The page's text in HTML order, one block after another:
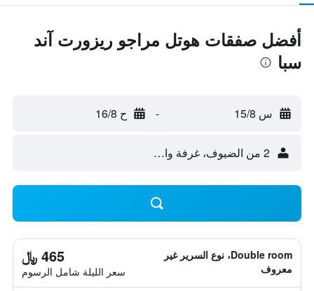
أفضل صفقات هوتل مراجو ريزورت آند
سبا
س 15/8 - ح 16/8
2 من الضيوف، غرفة واحدة
Double room، نوع السرير غير
معروف
465 ﷼
سعر الليلة شامل الرسوم